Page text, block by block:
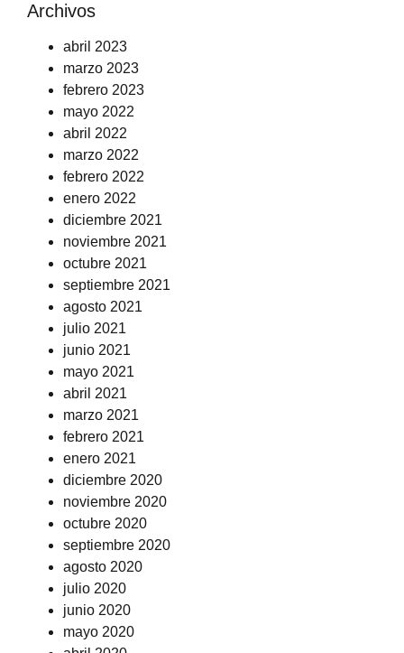
Archivos
abril 2023
marzo 2023
febrero 2023
mayo 2022
abril 2022
marzo 2022
febrero 2022
enero 2022
diciembre 2021
noviembre 2021
octubre 2021
septiembre 2021
agosto 2021
julio 2021
junio 2021
mayo 2021
abril 2021
marzo 2021
febrero 2021
enero 2021
diciembre 2020
noviembre 2020
octubre 2020
septiembre 2020
agosto 2020
julio 2020
junio 2020
mayo 2020